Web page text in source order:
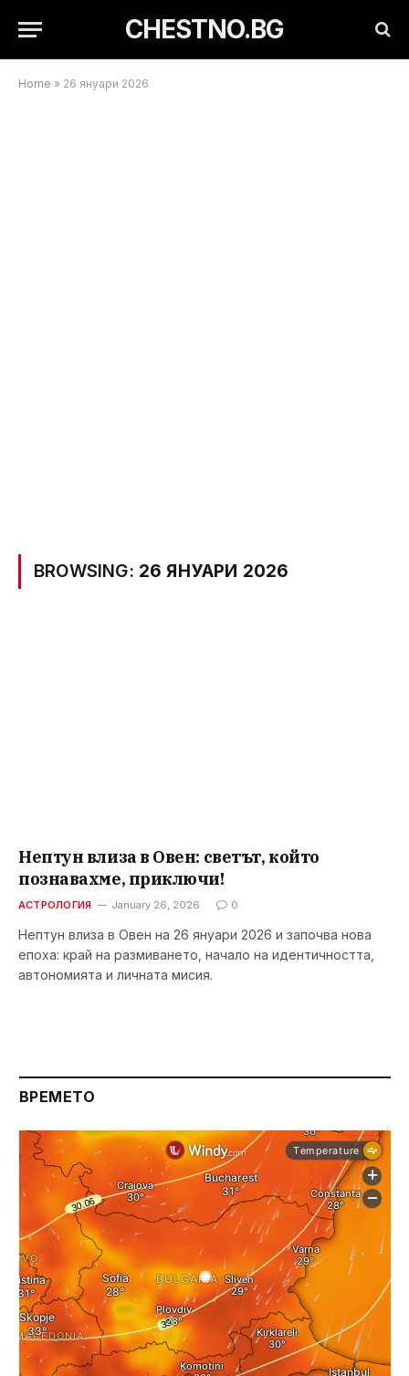
CHESTNO.BG
Home » 26 януари 2026
BROWSING: 26 ЯНУАРИ 2026
Нептун влиза в Овен: светът, който
познавахме, приключи!
АСТРОЛОГИЯ January 26, 2026 0
Нептун влиза в Овен на 26 януари 2026 и започва нова
епоха: край на размиването, начало на идентичността,
автономията и личната мисия.
ВРЕМЕТО